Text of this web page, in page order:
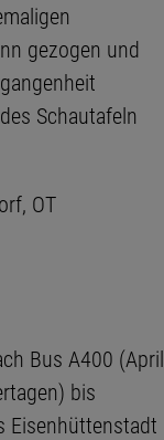
gezogen und
Schautafeln
OT
Bus A400 (April
bis
Eisenhüttenstadt